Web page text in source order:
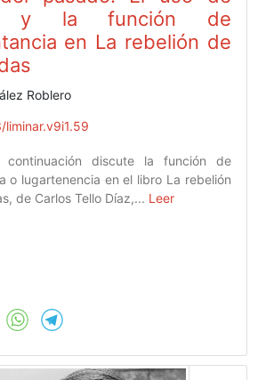
y la función de
en La rebelión de
Roblero
liminar.v9i1.59
discute la función de
o lugartenencia en el libro La rebelión
de Carlos Tello Díaz,... Leer